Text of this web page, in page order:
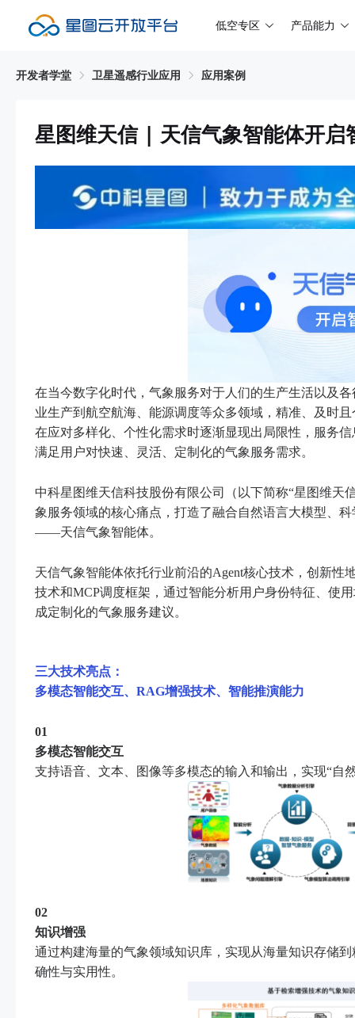
低空专区 产品能力
开发者学堂 卫星遥感行业应用 应用案例
星图维天信 | 天信气象智能体开启
在当今数字化时代，气象服务对于人们的生产生活以及
业生产到航空航海、能源调度等众多领域，精准、及时
在应对多样化、个性化需求时逐渐显现出局限性，服务
满足用户对快速、灵活、定制化的气象服务需求。
中科星图维天信科技股份有限公司（以下简称“星图维天
象服务领域的核心痛点，打造了融合自然语言大模型、
——天信气象智能体。
天信气象智能体依托行业前沿的Agent核心技术，创新性
技术和MCP调度框架，通过智能分析用户身份特征、使
成定制化的气象服务建议。
三大技术亮点：
多模态智能交互、RAG增强技术、智能推演能力
01
多模态智能交互
支持语音、文本、图像等多模态的输入和输出，实现“自
02
知识增强
通过构建海量的气象领域知识库，实现从海量知识存储
确性与实用性。